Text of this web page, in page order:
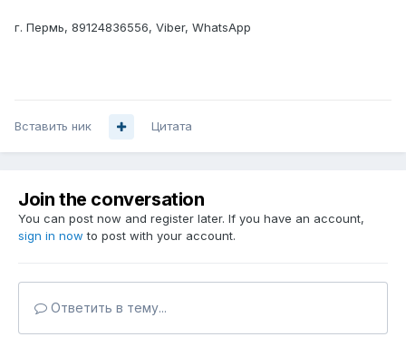
г. Пермь, 89124836556, Viber, WhatsApp
Вставить ник Цитата
Join the conversation
You can post now and register later. If you have an account,
sign in now to post with your account.
Ответить в тему...